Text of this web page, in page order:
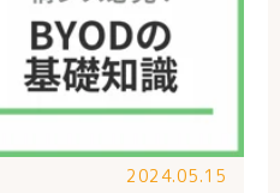
2024.05.15